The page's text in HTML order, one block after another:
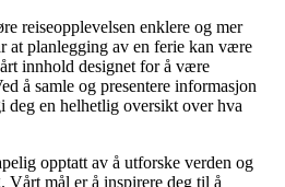
reiseopplevelsen enklere og mer
at planlegging av en ferie kan være
innhold designet for å være
å samle og presentere informasjon
en helhetlig oversikt over hva
opptatt av å utforske verden og
Vårt mål er å inspirere deg til å